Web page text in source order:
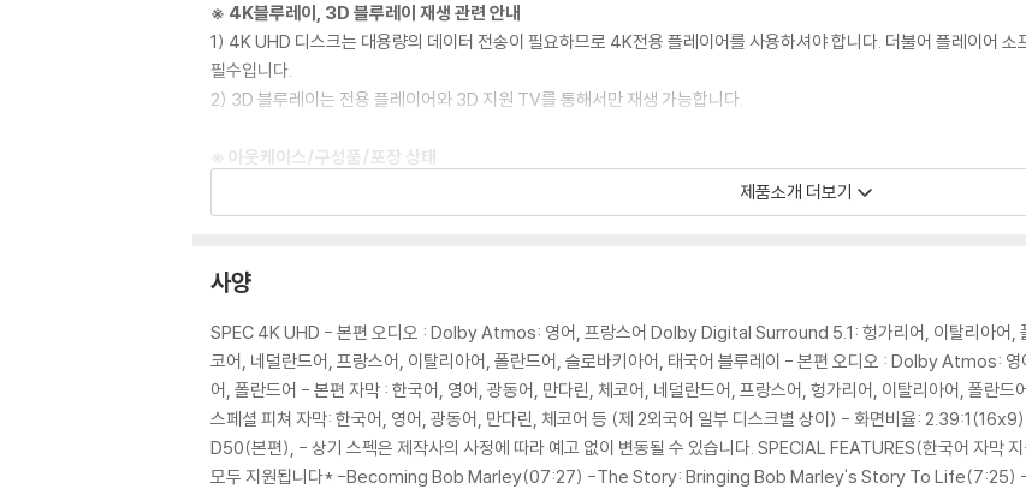
※ 4K블루레이, 3D 블루레이 재생 관련 안내
1) 4K UHD 디스크는 대용량의 데이터 전송이 필요하므로 4K전용 플레이어를 사용하셔야 합니다. 더불어 플레이어
필수입니다.
2) 3D 블루레이는 전용 플레이어와 3D 지원 TV를 통해서만 재생 가능합니다.
※ 아웃케이스/구성품/포장 상태
1) 제작/배송 과정에서 경미한 아웃케이스 주름, 모서리 눌림 및 갈라짐이 발생할 수 있습니다. 반품을 원하실 경우 미개
2) 스틸북 케이스 제작 과정에서 기포 혹은 경미한 인쇄 오류가 발생할 수 있습니다.
4) 본품 보호를 위해 노란색의 카톤 박스로 재포장한 경우, 카톤박스 손상에 의한 교환/반품은 불가합니다.
5) 아웃케이스/구성품/포장 상태 불량에 의한 교환/반품 신청시 불량 확인을 위해 개봉 시의 동영상을 요청할 수 있으
※ 디스크 재생 불량
1) 기기 문제로 인해 발생하는 재생 불량 현상에 대해서는 반품/교환이 불가하니 최신 소프트웨어로 업데이트된 DVD/
2) 정전기와 먼지로 인해 재생이 원활하지 않은 경우가 있습니다. 디스크를 마른 천으로 닦으시거나, DVD 클리너 등 전
3) 일부 PC 연결형 ODD의 경우 호환 상의 문제로 정상적인 디스크도 재생이 불가능한 경우가 있습니다. 독립형 전용
량의 경우 교환 시에도 동일한 오류가 발생할 수 있음을 알려드립니다.
제품소개 더보기
사양
SPEC 4K UHD - 본편 오디오 : Dolby Atmos: 영어, 프랑스어 Dolby Digital Surround 5.1: 헝가리어, 이탈리아어,
코어, 네덜란드어, 프랑스어, 이탈리아어, 폴란드어, 슬로바키아어, 태국어 블루레이 - 본편 오디오 : Dolby Atmos:
어, 폴란드어 - 본편 자막 : 한국어, 영어, 광동어, 만다린, 체코어, 네덜란드어, 프랑스어, 헝가리어, 이탈리아어, 폴란
스페셜 피쳐 자막: 한국어, 영어, 광동어, 만다린, 체코어 등 (제 2외국어 일부 디스크별 상이) - 화면비율:
D50(본편), - 상기 스펙은 제작사의 사정에 따라 예고 없이 변동될 수 있습니다. SPECIAL FEATURES(한국어 자막
모두 지원됩니다* -Becoming Bob Marley(07:27) -The Story: Bringing Bob Marley's Story To